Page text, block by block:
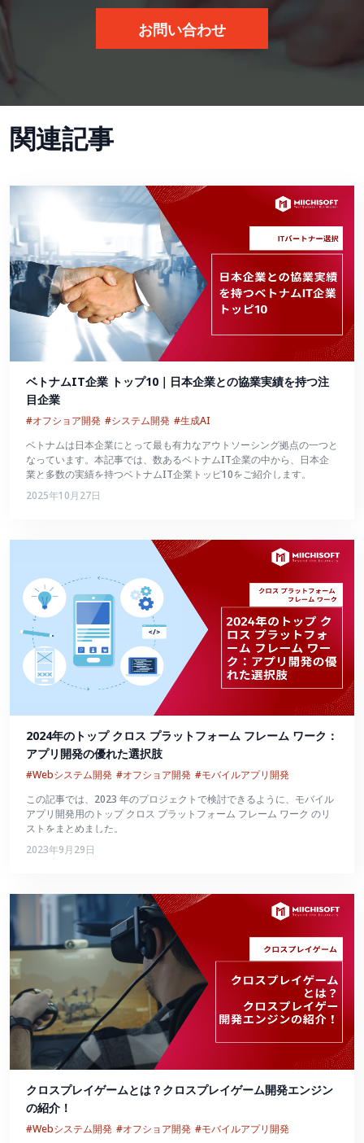
お問い合わせ
関連記事
ベトナムIT企業 トップ10｜日本企業との協業実績を持つ注
目企業
#オフショア開発 #システム開発 #生成AI
ベトナムは日本企業にとって最も有力なアウトソーシング拠点の一つと
なっています。本記事では、数あるベトナムIT企業の中から、日本企
業と多数の実績を持つベトナムIT企業トッピ10をご紹介します。
2025年10月27日
2024年のトップ クロス プラットフォーム フレーム ワーク：
アプリ開発の優れた選択肢
#Webシステム開発 #オフショア開発 #モバイルアプリ開発
この記事では、2023 年のプロジェクトで検討できるように、モバイル
アプリ開発用のトップ クロス プラットフォーム フレーム ワーク のリ
ストをまとめました。
2023年9月29日
クロスプレイゲームとは？クロスプレイゲーム開発エンジン
の紹介！
#Webシステム開発 #オフショア開発 #モバイルアプリ開発